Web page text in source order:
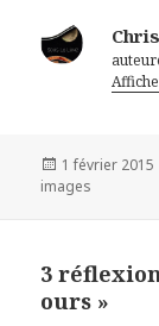
Publié
le
1 février 2015
images
3
ours »